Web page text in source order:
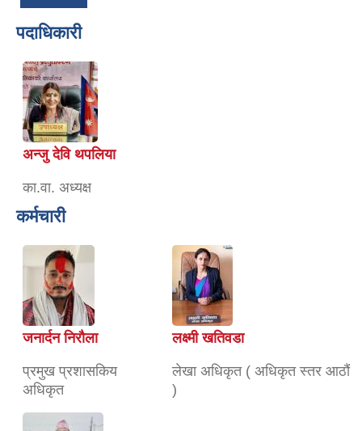
पदाधिकारी
अन्जु देवि थपलिया
का.वा. अध्यक्ष
कर्मचारी
जनार्दन निरौला
प्रमुख प्रशासकिय
अधिकृत
लक्ष्मी खतिवडा
लेखा अधिकृत ( अधिकृत स्तर आठौं
)